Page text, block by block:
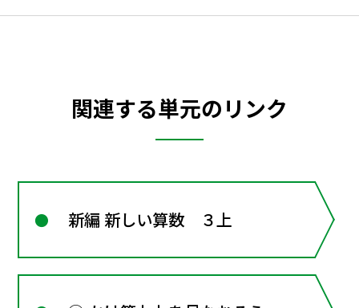
関連する単元のリンク
新編 新しい算数 ３上